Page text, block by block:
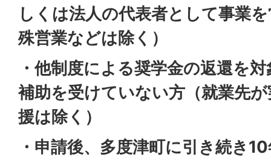
しくは法人の代表者として事業
殊営業などは除く）
・他制度による奨学金の返還を
補助を受けていない方（就業先
援は除く）
・申請後、多度津町に引き続き